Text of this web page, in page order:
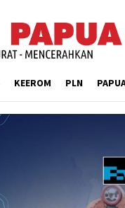
KEEROM PLN